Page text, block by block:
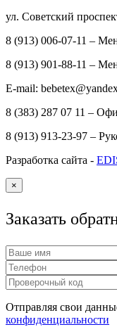
ул. Советский
8 (913) 006-07-11 –
8 (913) 901-88-11 –
E-mail:
8 (383) 287 07 11 –
8 (913) 913-23-97 –
Разработка сайта -
×
Заказать
Отправляя свои
конфиденциальности